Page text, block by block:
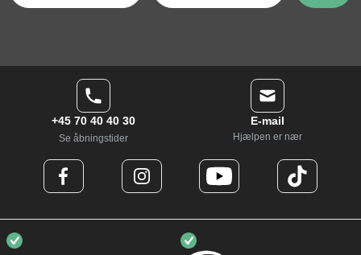
+45 70 40 40 30
Se åbningstider
E-mail
Hjælpen er nær